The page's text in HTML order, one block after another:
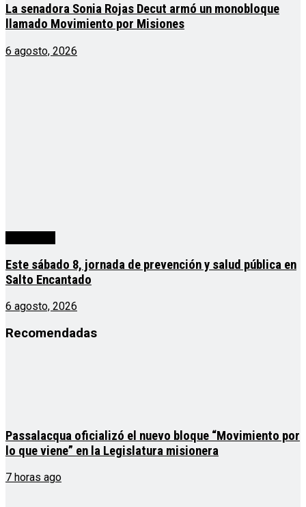
La senadora Sonia Rojas Decut armó un monobloque
llamado Movimiento por Misiones
6 agosto, 2026
Este sábado 8, jornada de prevención y salud pública en
Salto Encantado
6 agosto, 2026
Recomendadas
Passalacqua oficializó el nuevo bloque “Movimiento por
lo que viene” en la Legislatura misionera
7 horas ago